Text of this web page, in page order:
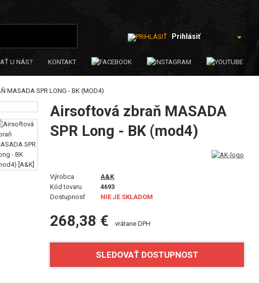
Prihlásiť
U NÁS? KONTAKT
MASADA SPR LONG - BK (MOD4)
Airsoftová zbraň MASADA
SPR Long - BK (mod4)
Výrobca
A&K
Kód tovaru
4693
Dostupnosť
NIE JE SKLADOM
268,38 € vrátane DPH
SLEDOVAŤ DOSTUPNOST